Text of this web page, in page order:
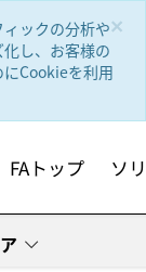
×
ックの分析や
し、お客様の
Cookieを利用
FAトップ ソ